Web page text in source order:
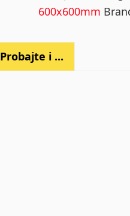
J6302
600x600mm
Probajte i ...